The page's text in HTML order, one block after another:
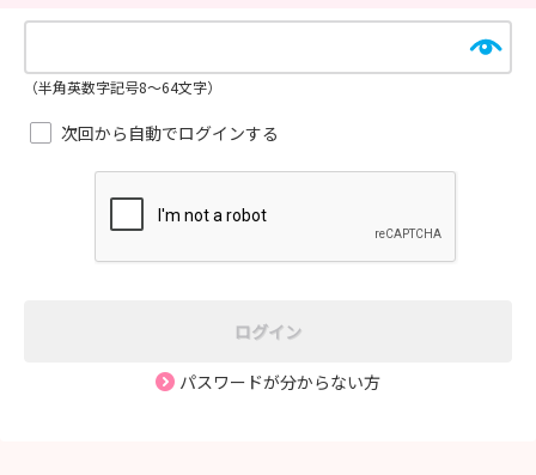
（半角英数字記号8～64文字）
次回から自動でログインする
ログイン
パスワードが分からない方